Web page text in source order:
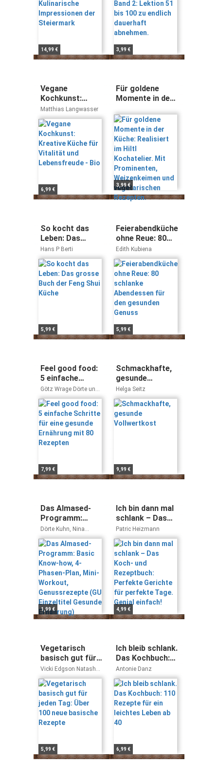
14,99 €
abnehmen.
3,99 €
Vegane
Kochkunst:
Kreative Küche
für Vitalität und
Lebensfreude -
Bio
Matthias Langwasser
6,99 €
Für goldene
Momente in der
im Hiltl
Kochatelier. Mit
Prominenten,
Weizenkeimen
und
vegetarischen
Rezepten.
3,99 €
So kocht das
Leben: Das
grosse Buch der
Feng Shui Küche
Hans P Berti
5,99 €
Feierabendküche
ohne Reue: 80
schlanke
Abendessen für
den gesunden
Genuss
Edith Kubiena
5,99 €
Feel good food:
5 einfache
Schritte für eine
gesunde
Ernährung mit
80 Rezepten
Götz Wrage Dörte und
Jesko Wilke
7,99 €
Schmackhafte,
gesunde
Vollwertkost
Helga Seitz
9,99 €
Das Almased-
Programm:
Basic Know-how,
4-Phasen-Plan,
Mini-Workout,
Genussrezepte
(GU Einzeltitel
Gesunde
Ernährung)
Dörte Kuhn, Nina
Schuhmacher,
Katharina Frons
1,99 €
Ich bin dann mal
schlank – Das
Koch- und
Rezeptbuch:
Perfekte
Gerichte für
perfekte Tage.
Genial einfach!
Patric Heizmann
4,99 €
Vegetarisch
basisch gut für
jeden Tag: Über
100 neue
basische
Rezepte
Vicki Edgson Natasha
Corrett
5,99 €
Ich bleib schlank.
Das Kochbuch:
110 Rezepte für
ein leichtes
Leben ab 40
Antonie Danz
6,99 €